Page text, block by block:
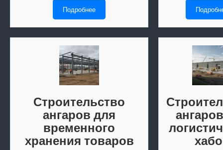
Подробнее
Строительство
ангаров для
временного
хранения товаров